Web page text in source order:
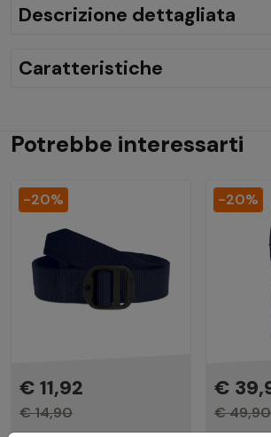
Descrizione dettagliata
Caratteristiche
Potrebbe interessarti
-20%
€ 11,92
€ 14,90
-20%
€
€ 49,90